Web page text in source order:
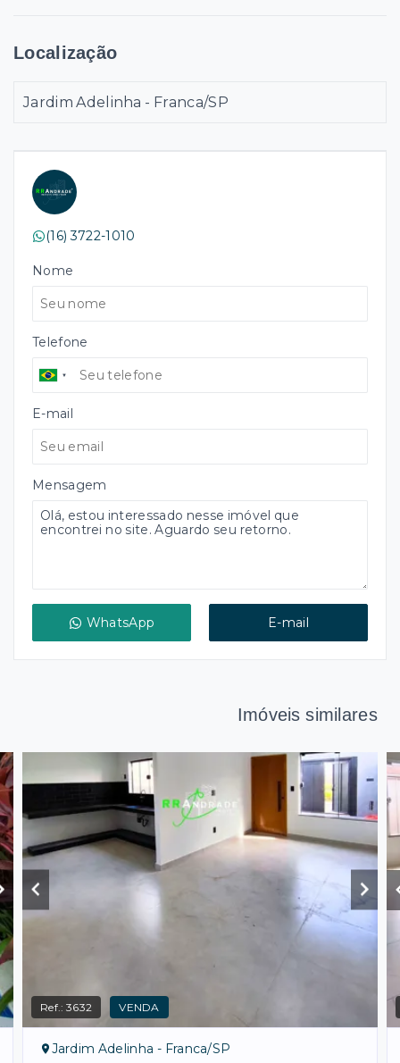
(16) 3722-1010
Nome
Telefone
E-mail
Mensagem
WhatsApp E-mail
Localização
Jardim Adelinha - Franca/SP
Imóveis similares
Ref.:3632 VENDA
Jardim Adelinha - Franca/SP